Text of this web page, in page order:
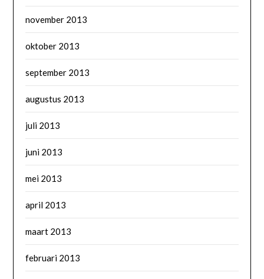
november 2013
oktober 2013
september 2013
augustus 2013
juli 2013
juni 2013
mei 2013
april 2013
maart 2013
februari 2013